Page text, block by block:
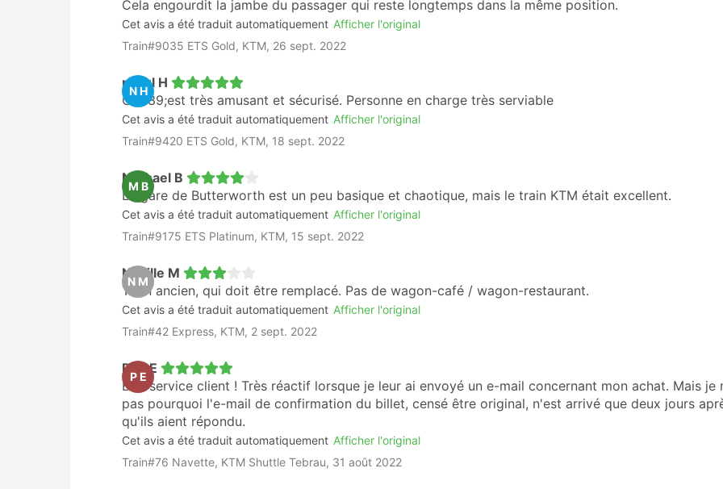
Cela engourdit la jambe du passager qui reste longtemps dans la même position.
Cet avis a été traduit automatiquement Afficher l'original
Train#9035 ETS Gold, KTM, 26 sept. 2022
N H
nurul H
C&#39;est très amusant et sécurisé. Personne en charge très serviable
Cet avis a été traduit automatiquement Afficher l'original
Train#9420 ETS Gold, KTM, 18 sept. 2022
M B
Michael B
La gare de Butterworth est un peu basique et chaotique, mais le train KTM était excellent.
Cet avis a été traduit automatiquement Afficher l'original
Train#9175 ETS Platinum, KTM, 15 sept. 2022
N M
Neville M
Train ancien, qui doit être remplacé. Pas de wagon-café / wagon-restaurant.
Cet avis a été traduit automatiquement Afficher l'original
Train#42 Express, KTM, 2 sept. 2022
P E
Poh E
Bon service client ! Très réactif lorsque je leur ai envoyé un e-mail concernant mon achat. Mais je
pas pourquoi l'e-mail de confirmation du billet, censé être original, n'est arrivé que deux jours
qu'ils aient répondu.
Cet avis a été traduit automatiquement Afficher l'original
Train#76 Navette, KTM Shuttle Tebrau, 31 août 2022